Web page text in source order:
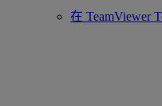
在 TeamViewer